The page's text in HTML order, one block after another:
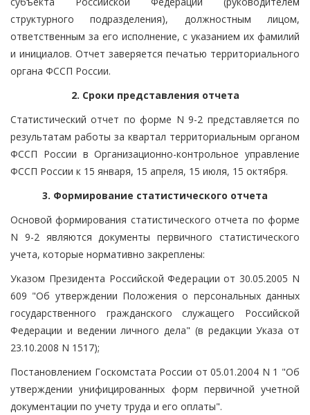
структурного подразделения), должностным лицом,
ответственным за его исполнение, с указанием их фамилий
и инициалов. Отчет заверяется печатью территориального
органа ФССП России.
2. Сроки представления отчета
Статистический отчет по форме N 9-2 представляется по
результатам работы за квартал территориальным органом
ФССП России в Организационно-контрольное управление
ФССП России к 15 января, 15 апреля, 15 июля, 15 октября.
3. Формирование статистического отчета
Основой формирования статистического отчета по форме
N 9-2 являются документы первичного статистического
учета, которые нормативно закреплены:
Указом Президента Российской Федерации от 30.05.2005 N
609 "Об утверждении Положения о персональных данных
государственного гражданского служащего Российской
Федерации и ведении личного дела" (в редакции Указа от
23.10.2008 N 1517);
Постановлением Госкомстата России от 05.01.2004 N 1 "Об
утверждении унифицированных форм первичной учетной
документации по учету труда и его оплаты".